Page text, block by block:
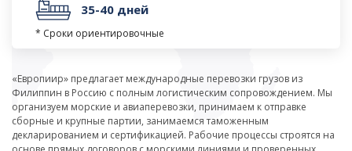
35-40 дней
* Сроки ориентировочные
«Европиир» предлагает международные перевозки грузов из
Филиппин в Россию с полным логистическим сопровождением. Мы
организуем морские и авиаперевозки, принимаем к отправке
сборные и крупные партии, занимаемся таможенным
декларированием и сертификацией. Рабочие процессы строятся на